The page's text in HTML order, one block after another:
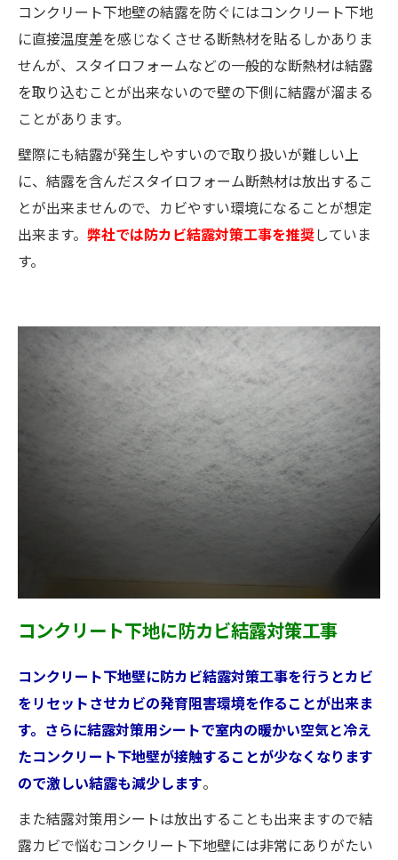
コンクリート下地壁の結露を防ぐにはコンクリート下地
に直接温度差を感じなくさせる断熱材を貼るしかありま
せんが、スタイロフォームなどの一般的な断熱材は結露
を取り込むことが出来ないので壁の下側に結露が溜まる
ことがあります。
壁際にも結露が発生しやすいので取り扱いが難しい上
に、結露を含んだスタイロフォーム断熱材は放出するこ
とが出来ませんので、カビやすい環境になることが想定
出来ます。 弊社では防カビ結露対策工事を推奨していま
す。
コンクリート下地に防カビ結露対策工事
コンクリート下地壁に防カビ結露対策工事を行うとカビ
をリセットさせカビの発育阻害環境を作ることが出来ま
す。さらに結露対策用シートで室内の暖かい空気と冷え
たコンクリート下地壁が接触することが少なくなります
ので激しい結露も減少します。
また結露対策用シートは放出することも出来ますので結
露カビで悩むコンクリート下地壁には非常にありがたい